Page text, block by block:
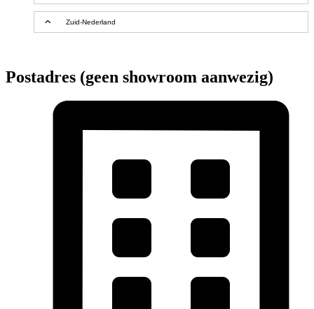
Zuid-Nederland
Postadres (geen showroom aanwezig)